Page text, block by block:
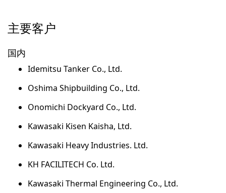
主要客户
国内
Idemitsu Tanker Co., Ltd.
Oshima Shipbuilding Co., Ltd.
Onomichi Dockyard Co., Ltd.
Kawasaki Kisen Kaisha, Ltd.
Kawasaki Heavy Industries. Ltd.
KH FACILITECH Co. Ltd.
Kawasaki Thermal Engineering Co., Ltd.